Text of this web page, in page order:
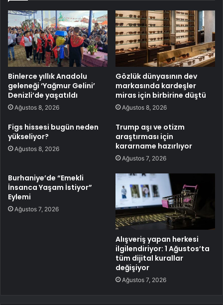
Binlerce yıllık Anadolu
geleneği ‘Yağmur Gelini’
Denizli’de yaşatıldı
Ağustos 8, 2026
Gözlük dünyasının dev
markasında kardeşler
miras için birbirine düştü
Ağustos 8, 2026
Figs hissesi bugün neden
yükseliyor?
Ağustos 8, 2026
Trump aşı ve otizm
araştırması için
kararname hazırlıyor
Ağustos 7, 2026
Burhaniye’de “Emekli
İnsanca Yaşam İstiyor”
Eylemi
Ağustos 7, 2026
Alışveriş yapan herkesi
ilgilendiriyor: 1 Ağustos’ta
tüm dijital kurallar
değişiyor
Ağustos 7, 2026